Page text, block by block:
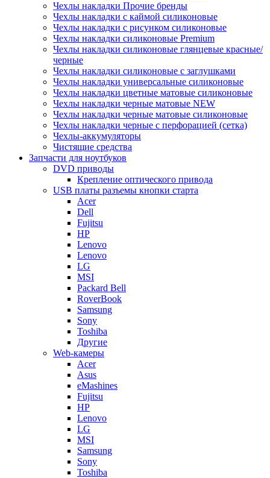
Чехлы накладки Прочие бренды
Чехлы накладки с каймой силиконовые
Чехлы накладки с рисунком силиконовые
Чехлы накладки силиконовые Premium
Чехлы накладки силиконовые глянцевые красные/
черные
Чехлы накладки силиконовые с заглушками
Чехлы накладки универсальные силиконовые
Чехлы накладки цветные матовые силиконовые
Чехлы накладки черные матовые NEW
Чехлы накладки черные матовые силиконовые
Чехлы накладки черные с перфорацией (сетка)
Чехлы-аккумуляторы
Чистящие средства
Запчасти для ноутбуков
DVD приводы
Крепление оптического привода
USB платы разъемы кнопки старта
Acer
Dell
Fujitsu
HP
Lenovo
Lenovo
LG
MSI
Packard Bell
RoverBook
Samsung
Sony
Toshiba
Другие
Web-камеры
Acer
Asus
eMashines
Fujitsu
HP
Lenovo
LG
MSI
Samsung
Sony
Toshiba